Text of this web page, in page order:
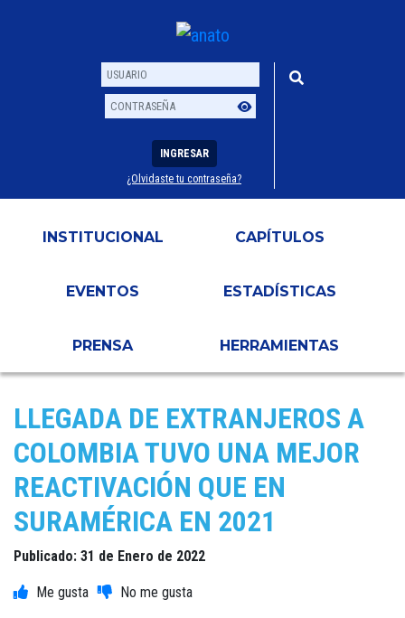
Usuario
Contraseña
INGRESAR
¿Olvidaste tu contraseña?
INSTITUCIONAL CAPÍTULOS
EVENTOS ESTADÍSTICAS
PRENSA HERRAMIENTAS
LLEGADA DE EXTRANJEROS A
COLOMBIA TUVO UNA MEJOR
REACTIVACIÓN QUE EN
SURAMÉRICA EN 2021
Publicado: 31 de Enero de 2022